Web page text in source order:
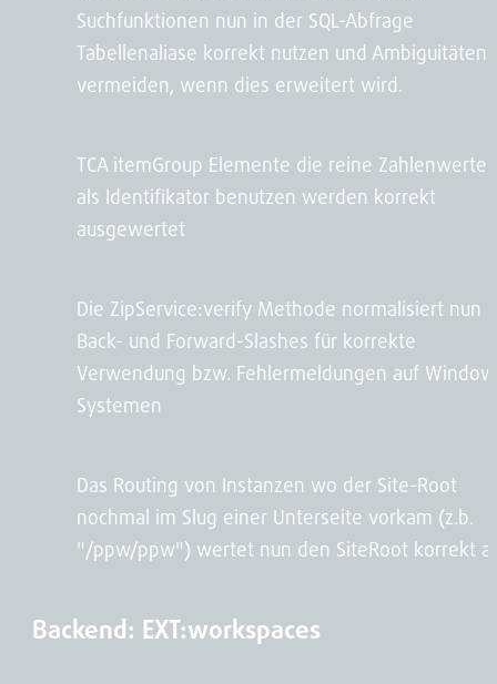
Suchfunktionen nun in der SQL-Abfrage
Tabellenaliase korrekt nutzen und Ambiguitäten
vermeiden, wenn dies erweitert wird.
TCA itemGroup Elemente die reine Zahlenwerte
als Identifikator benutzen werden korrekt
ausgewertet
Die ZipService:verify Methode normalisiert nun
Back- und Forward-Slashes für korrekte
Verwendung bzw. Fehlermeldungen auf
Systemen
Das Routing von Instanzen wo der Site-Root
nochmal im Slug einer Unterseite vorkam (z.b.
"/ppw/ppw") wertet nun den SiteRoot korrekt
Backend: EXT:workspaces